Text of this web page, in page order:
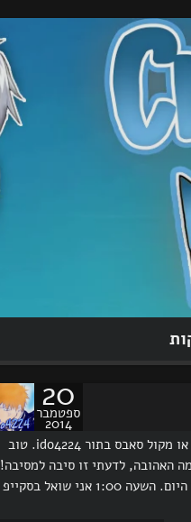
20
ספטמבר
2014
אולה~ אני עידו, מתרגם חדש דנדש בפיירי טייל ישראל. חלק מכם מכירים אותי משיפודן ישראל או מקול סאבס בתור ido4224. טוב
האנימה האהובה, לדעתי זו סיבה למסיבה!
(האמת היא שיש סיבה אבל אין מסיבה ._.) עכשיו אספר לכם סיפור קצרצר על איך הגעתי אליכם היום. השעה 1:00 אני שואל בסקייפ